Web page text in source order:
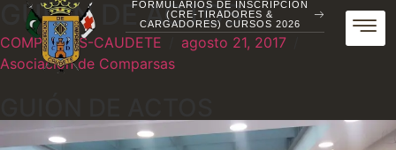
FORMULARIOS DE INSCRIPCIÓN
(CRE-TIRADORES &
CARGADORES) CURSOS 2026
GUIÓN DE ACTOS
COMPARSAS-CAUDETE agosto 21, 2017
Asociación de Comparsas